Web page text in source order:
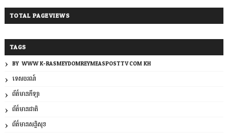
TOTAL PAGEVIEWS
TAGS
BY: WWW.K-RASMEYDOMREYMEASPOSTTV.COM.KH
ទេសចរណ៍
ព័ត៌មានកីឡា
ព័ត៌មានជាតិ
ព័ត៌មានសន្តិសុខ